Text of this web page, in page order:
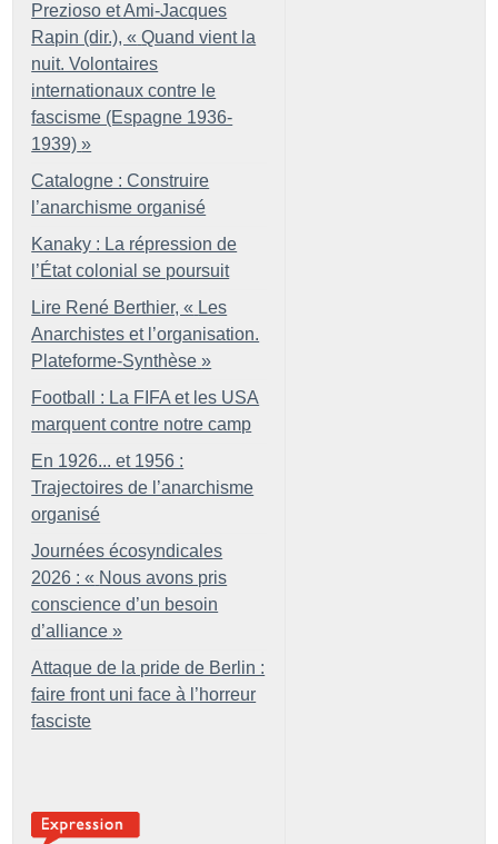
Prezioso et Ami-Jacques
Rapin (dir.), « Quand vient la
nuit. Volontaires
internationaux contre le
fascisme (Espagne 1936-
1939) »
Catalogne : Construire
l’anarchisme organisé
Kanaky : La répression de
l’État colonial se poursuit
Lire René Berthier, « Les
Anarchistes et l’organisation.
Plateforme-Synthèse »
Football : La FIFA et les USA
marquent contre notre camp
En 1926... et 1956 :
Trajectoires de l’anarchisme
organisé
Journées écosyndicales
2026 : « Nous avons pris
conscience d’un besoin
d’alliance »
Attaque de la pride de Berlin :
faire front uni face à l’horreur
fasciste